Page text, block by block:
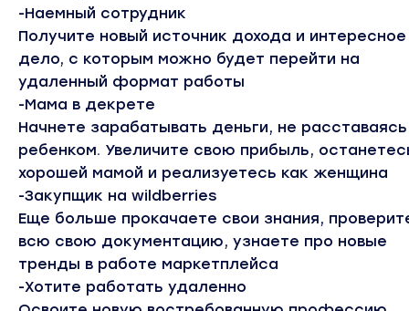
-Наемный сотрудник
Получите новый источник дохода и интересное
дело, с которым можно будет перейти на
удаленный формат работы
-Мама в декрете
Начнете зарабатывать деньги, не
ребенком. Увеличите свою прибыль,
хорошей мамой и реализуетесь как женщина
-Закупщик на wildberries
Еще больше прокачаете свои знания,
всю свою документацию, узнаете про новые
тренды в работе маркетплейса
-Хотите работать удаленно